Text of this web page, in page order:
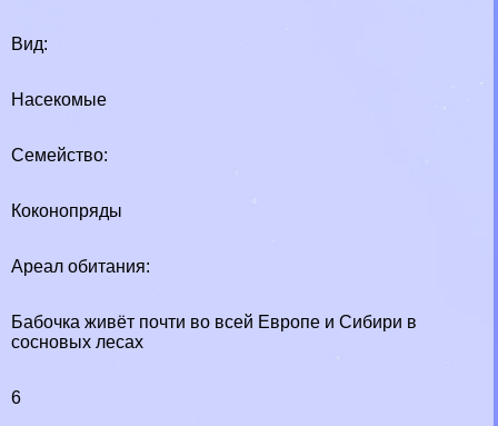
Вид:
Насекомые
Семейство:
Коконопряды
Ареал обитания:
Бабочка живёт почти во всей Европе и Сибири в
сосновых лесах
6